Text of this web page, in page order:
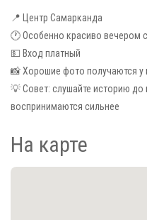
📍 Центр Самарканда
🕐 Особенно красиво вечером
💵 Вход платный
📸 Хорошие фото получаются у
💡 Совет: слушайте историю до
воспринимаются сильнее
На карте